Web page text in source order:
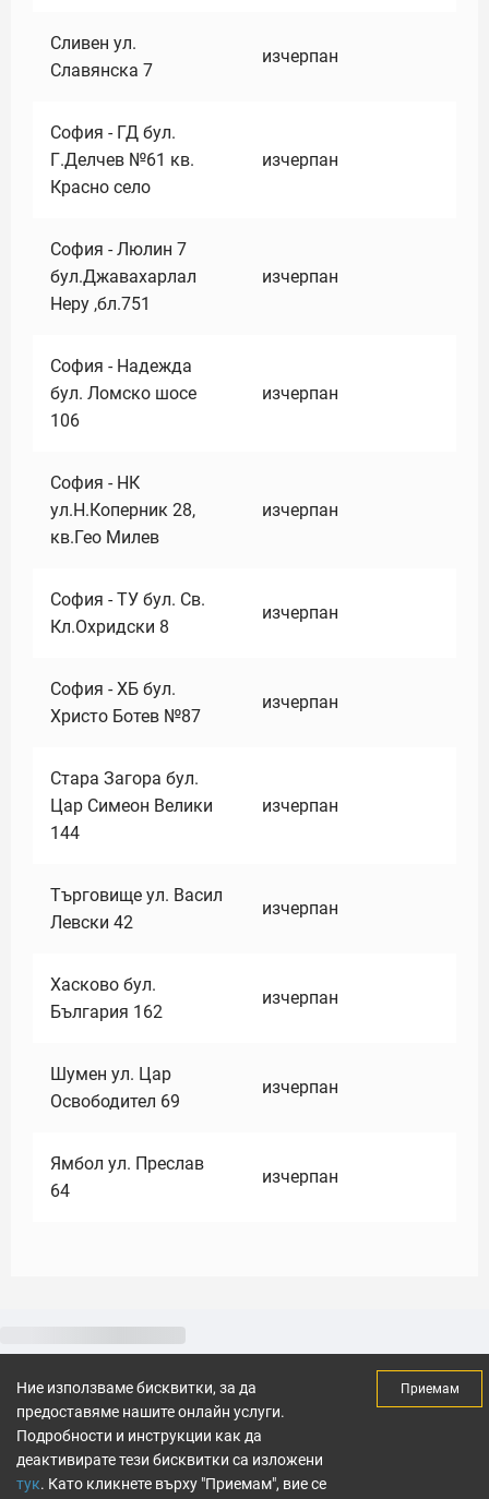
Сливен ул.
Славянска 7
изчерпан
София - ГД бул.
Г.Делчев №61 кв.
Красно село
изчерпан
София - Люлин 7
бул.Джавахарлал
Неру ,бл.751
изчерпан
София - Надежда
бул. Ломско шосе
106
изчерпан
София - НК
ул.Н.Коперник 28,
кв.Гео Милев
изчерпан
София - ТУ бул. Св.
Кл.Охридски 8
изчерпан
София - ХБ бул.
Христо Ботев №87
изчерпан
Стара Загора бул.
Цар Симеон Велики
144
изчерпан
Търговище ул. Васил
Левски 42
изчерпан
Хасково бул.
България 162
изчерпан
Шумен ул. Цар
Освободител 69
изчерпан
Ямбол ул. Преслав
64
изчерпан
Ние използваме бисквитки, за да
предоставяме нашите онлайн услуги.
Подробности и инструкции как да
деактивирате тези бисквитки са изложени
тук. Като кликнете върху "Приемам", вие се
Приемам